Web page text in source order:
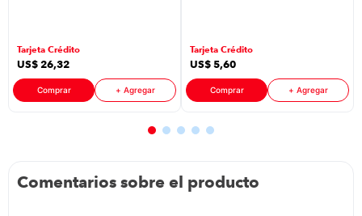
250G
Tarjeta Crédito
US$26,32
Comprar + Agregar
P88593 |
172G
Tarjeta Crédito
US$5,60
Comprar + Agregar
Comentarios sobre el producto